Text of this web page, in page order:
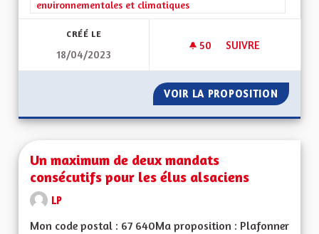
environnementales et climatiques
CRÉÉ LE
18/04/2023
50 50 ABONNÉS
SUIVRE
VOIR LA PROPOSITION
Un maximum de deux mandats
consécutifs pour les élus alsaciens
LP
Mon code postal : 67 640Ma proposition : Plafonner